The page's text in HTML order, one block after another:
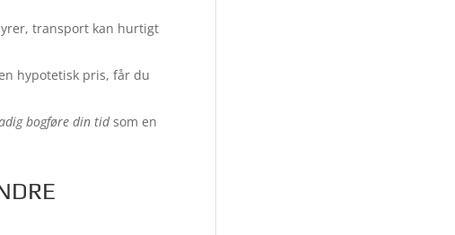
transport kan hurtigt
hypotetisk pris, får du
bogføre din tidsom en